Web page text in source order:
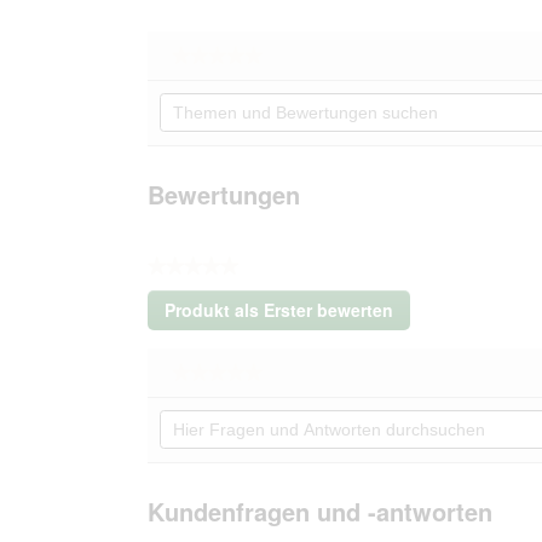
Beurteilungswert
für
AniOne
blau
Themen
und
Bewertungen
Kein
Beurteilungswert
Produkt als Erster bewerten
.
wird
ein
geöffnet.
Beurteilungswert
für
AniOne
blau
Hier
Fragen
durchsuchen
Kundenfragen und -antworten